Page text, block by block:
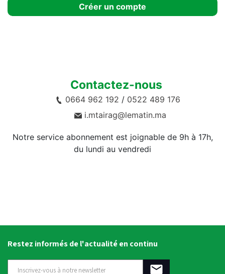
Créer un compte
Contactez-nous
0664 962 192 / 0522 489 176
i.mtairag@lematin.ma
Notre service abonnement est joignable de 9h à 17h,
du lundi au vendredi
Restez informés de l'actualité en continu